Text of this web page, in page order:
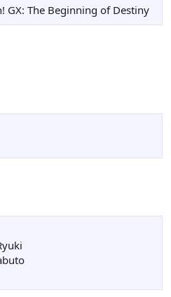
GX: The Beginning of Destiny